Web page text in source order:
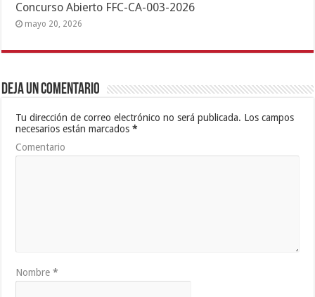
Concurso Abierto FFC-CA-003-2026
mayo 20, 2026
Deja un comentario
Tu dirección de correo electrónico no será publicada. Los campos
necesarios están marcados*
Comentario
Nombre*